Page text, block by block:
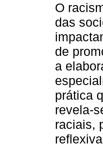
O
das
de
a
prática
revela-
raciais,